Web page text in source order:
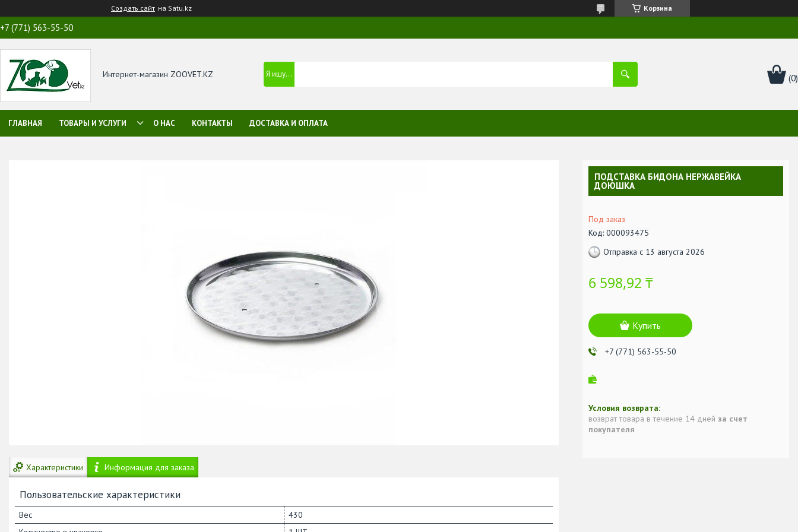
Создать сайт на Satu.kz Корзина
+7 (771) 563-55-50
Интернет-магазин ZOOVET.KZ
ГЛАВНАЯ ТОВАРЫ И УСЛУГИ О НАС КОНТАКТЫ ДОСТАВКА И ОПЛАТА
Характеристики Информация для заказа
Пользовательские характеристики
Вес
430
ПОДСТАВКА БИДОНА НЕРЖАВЕЙКА
ДОЮШКА
Под заказ
Код: 000093475
Отправка с 13 августа 2026
6 598,92 ₸
Купить
+7 (771) 563-55-50
возврат товара в течение 14 дней за счет
покупателя